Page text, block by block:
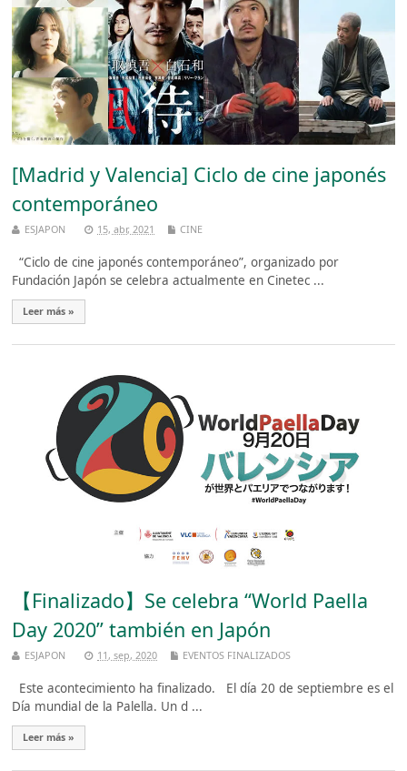
[Madrid y Valencia] Ciclo de cine japonés
contemporáneo
ESJAPON 15, abr, 2021 CINE
“Ciclo de cine japonés contemporáneo”, organizado por
Fundación Japón se celebra actualmente en Cinetec ...
Leer más »
【Finalizado】Se celebra “World Paella
Day 2020” también en Japón
ESJAPON 11, sep, 2020 EVENTOS FINALIZADOS
Este acontecimiento ha finalizado. El día 20 de septiembre es el
Día mundial de la Palella. Un d ...
Leer más »